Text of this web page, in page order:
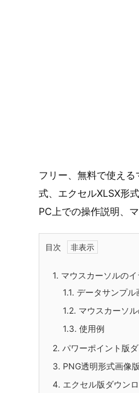
フリー、無料で使え
式、エクセルXLSX形
PC上での操作説明、
目次
1. マウスカーソルのイ
1.1. データサンプル
1.2. マウスカーソ
1.3. 使用例
2. パワーポイント版
3. PNG透明形式画像
4. エクセル版ダウン